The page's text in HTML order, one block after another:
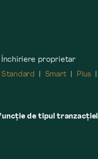
Închiriere proprietar
Standard
Smart Plus
de tipul tranzacției